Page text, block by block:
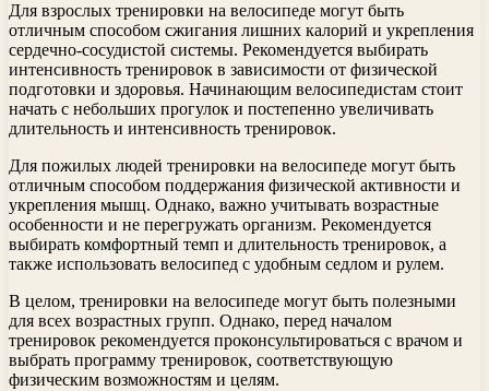
Для взрослых тренировки на велосипеде могут быть
отличным способом сжигания лишних калорий и укрепления
сердечно-сосудистой системы. Рекомендуется выбирать
интенсивность тренировок в зависимости от физической
подготовки и здоровья. Начинающим велосипедистам стоит
начать с небольших прогулок и постепенно увеличивать
длительность и интенсивность тренировок.
Для пожилых людей тренировки на велосипеде могут быть
отличным способом поддержания физической активности и
укрепления мышц. Однако, важно учитывать возрастные
особенности и не перегружать организм. Рекомендуется
выбирать комфортный темп и длительность тренировок, а
также использовать велосипед с удобным седлом и рулем.
В целом, тренировки на велосипеде могут быть полезными
для всех возрастных групп. Однако, перед началом
тренировок рекомендуется проконсультироваться с врачом и
выбрать программу тренировок, соответствующую
физическим возможностям и целям.